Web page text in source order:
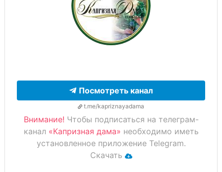
Посмотреть канал
t.me/kapriznayadama
Внимание! Чтобы подписаться на телеграм-
канал «Капризная дама» необходимо иметь
установленное приложение Telegram.
Скачать